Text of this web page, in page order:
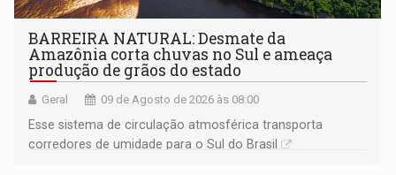
BARREIRA NATURAL: Desmate da
Amazônia corta chuvas no Sul e ameaça
produção de grãos do estado
Geral 09 de Agosto de 2026 às 08:00
Esse sistema de circulação atmosférica transporta
corredores de umidade para o Sul do Brasil